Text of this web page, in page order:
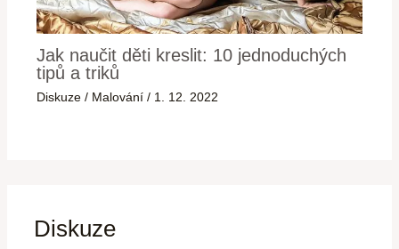
Jak naučit děti kreslit: 10 jednoduchých
tipů a triků
Diskuze / Malování / 1. 12. 2022
Diskuze